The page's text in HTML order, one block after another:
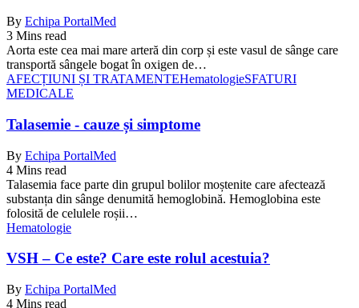
By Echipa PortalMed
3 Mins read
Aorta este cea mai mare arteră din corp și este vasul de sânge care
transportă sângele bogat în oxigen de…
AFECȚIUNI ȘI TRATAMENTEHematologieSFATURI
MEDICALE
Talasemie - cauze și simptome
By Echipa PortalMed
4 Mins read
Talasemia face parte din grupul bolilor moștenite care afectează
substanța din sânge denumită hemoglobină. Hemoglobina este
folosită de celulele roșii…
Hematologie
VSH – Ce este? Care este rolul acestuia?
By Echipa PortalMed
4 Mins read